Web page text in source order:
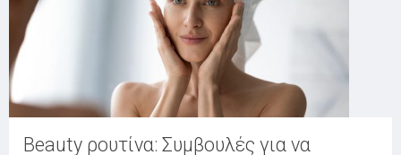
Beauty ρουτίνα: Συμβουλές για να